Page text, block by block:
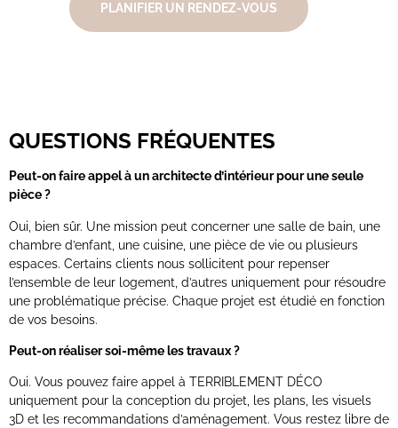
PLANIFIER UN RENDEZ-VOUS
QUESTIONS FRÉQUENTES
Peut-on faire appel à un architecte d’intérieur pour une seule
pièce ?
Oui, bien sûr. Une mission peut concerner une salle de bain, une
chambre d’enfant, une cuisine, une pièce de vie ou plusieurs
espaces. Certains clients nous sollicitent pour repenser
l’ensemble de leur logement, d’autres uniquement pour résoudre
une problématique précise. Chaque projet est étudié en fonction
de vos besoins.
Peut-on réaliser soi-même les travaux ?
Oui. Vous pouvez faire appel à TERRIBLEMENT DÉCO
uniquement pour la conception du projet, les plans, les visuels
3D et les recommandations d’aménagement. Vous restez libre de